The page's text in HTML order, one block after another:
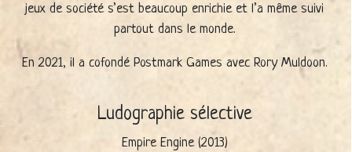
jeux de société s’est beaucoup enrichie et l’a même suivi
partout dans le monde.
En 2021, il a cofondé Postmark Games avec Rory Muldoon.
Ludographie sélective
Empire Engine (2013)